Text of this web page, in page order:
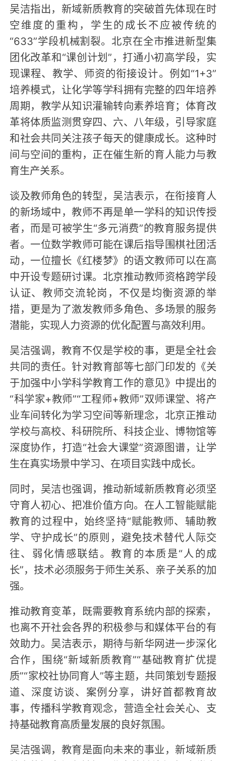
吴洁指出，新域新质教育的突破首先体现在时
空维度的重构，学生的成长不应被传统的
“633”学段机械割裂。北京在全市推进新型集
团化改革和“课创计划”，打通小初高学段，实
现课程、教学、师资的衔接设计。例如“1+3”
培养模式，让化学等学科拥有完整的四年培养
周期，教学从知识灌输转向素养培育；体育改
革将体质监测贯穿四、六、八年级，引导家庭
和社会共同关注孩子每天的健康成长。这种时
间与空间的重构，正在催生新的育人能力与教
育生产关系。
谈及教师角色的转型，吴洁表示，在衔接育人
的新场域中，教师不再是单一学科的知识传授
者，而是可被学生“多元消费”的教育服务提供
者。一位数学教师可能在课后指导围棋社团活
动，一位擅长《红楼梦》的语文教师可以在高
中开设专题研讨课。北京推动教师资格跨学段
认证、教师交流轮岗，不仅是均衡资源的举
措，更是为了激发教师多角色、多场景的服务
潜能，实现人力资源的优化配置与高效利用。
吴洁强调，教育不仅是学校的事，更是全社会
共同的责任。针对教育部等七部门印发的《关
于加强中小学科学教育工作的意见》中提出的
“科学家+教师”“工程师+教师”双师课堂、将产
业车间转化为学习空间等新理念，北京正推动
学校与高校、科研院所、科技企业、博物馆等
深度协作，打造“社会大课堂”资源图谱，让学
生在真实场景中学习、在项目实践中成长。
同时，吴洁也强调，推动新域新质教育必须坚
守育人初心、把准价值方向。在人工智能赋能
教育的过程中，始终坚持“赋能教师、辅助教
学、守护成长”的原则，避免技术替代人际交
往、弱化情感联结。教育的本质是“人的成
长”，技术必须服务于师生关系、亲子关系的加
强。
推动教育变革，既需要教育系统内部的探索，
也离不开社会各界的积极参与和媒体平台的有
效助力。吴洁表示，期待与新华网进一步深化
合作，围绕“新域新质教育”“基础教育扩优提
质”“家校社协同育人”等主题，共同策划专题报
道、深度访谈、案例分享，讲好首都教育故
事，传播科学教育观念，营造全社会关心、支
持基础教育高质量发展的良好氛围。
吴洁强调，教育是面向未来的事业，新域新质